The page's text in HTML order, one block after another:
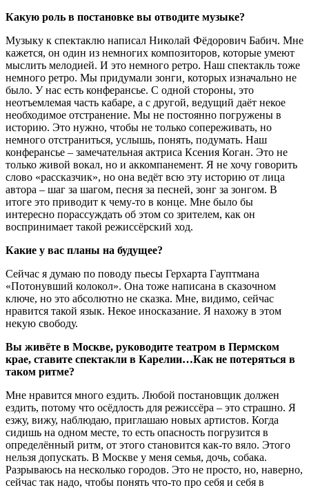
Какую роль в постановке вы отводите музыке?
Музыку к спектаклю написал Николай Фёдорович Бабич. Мне
кажется, он один из немногих композиторов, которые умеют
мыслить мелодией. И это немного ретро. Наш спектакль тоже
немного ретро. Мы придумали зонги которых изначально не
было. У нас есть конферансье. С одной стороны, это
неотъемлемая часть кабаре, а с другой, ведущий даёт некое
необходимое отстранение. Мы не постоянно погружены в
историю. Это нужно, чтобы не только сопереживать, но
немного отстраниться, услышь, понять, подумать. Наш
конферансье – замечательная актриса Ксения Коган. Это не
только живой вокал, но и аккомпанемент. Я не хочу говорить
слово «рассказчик», но она ведёт всю эту историю от лица
автора – шаг за шагом, песня за песней, зонг за зонгом. В
итоге это приводит к чему-то в конце. Мне было бы
интересно порассуждать об этом со зрителем, как он
воспринимает такой режиссёрский ход.
Какие у вас планы на будущее?
Сейчас я думаю по поводу пьесы Герхарта Гауптмана
«Потонувший колокол». Она тоже написана в сказочном
ключе, но это абсолютно не сказка. Мне, видимо, сейчас
нравится такой язык. Некое иносказание. Я нахожу в этом
некую свободу.
Вы живёте в Москве, руководите театром в Пермском
крае, ставите спектакли в Карелии…Как не потеряться в
таком ритме?
Мне нравится много ездить. Любой постановщик должен
ездить, потому что осёдлость для режиссёра – это страшно. Я
езжу, вижу, наблюдаю, приглашаю новых артистов. Когда
сидишь на одном месте, то есть опасность погрузится в
определённый ритм, от этого становится как-то вяло. Этого
нельзя допускать. В Москве у меня семья, дочь, собака.
Разрываюсь на несколько городов. Это не просто, но, наверно,
сейчас так надо, чтобы понять что-то про себя и себя в